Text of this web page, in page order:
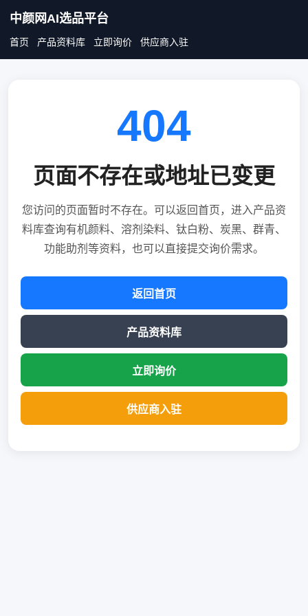
中颜网AI选品平台
首页 产品资料库 立即询价 供应商入驻
404
页面不存在或地址已变更
您访问的页面暂时不存在。可以返回首页，进入产品资
料库查询有机颜料、溶剂染料、钛白粉、炭黑、群青、
功能助剂等资料，也可以直接提交询价需求。
返回首页
产品资料库
立即询价
供应商入驻